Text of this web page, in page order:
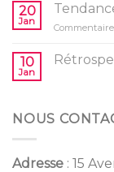
20
Jan
10
Jan
NOUS
Adresse : 15